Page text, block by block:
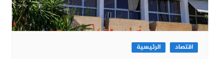
اقتصاد الرئيسية